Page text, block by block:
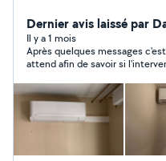
Dernier avis laissé par
Il y a 1 mois
Après quelques messages
attend afin de savoir si